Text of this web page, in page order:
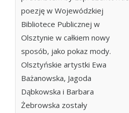
poezję w Wojewódzkiej
Bibliotece Publicznej w
Olsztynie w całkiem nowy
sposób, jako pokaz mody.
Olsztyńskie artystki Ewa
Bażanowska, Jagoda
Dąbkowska i Barbara
Żebrowska zostały